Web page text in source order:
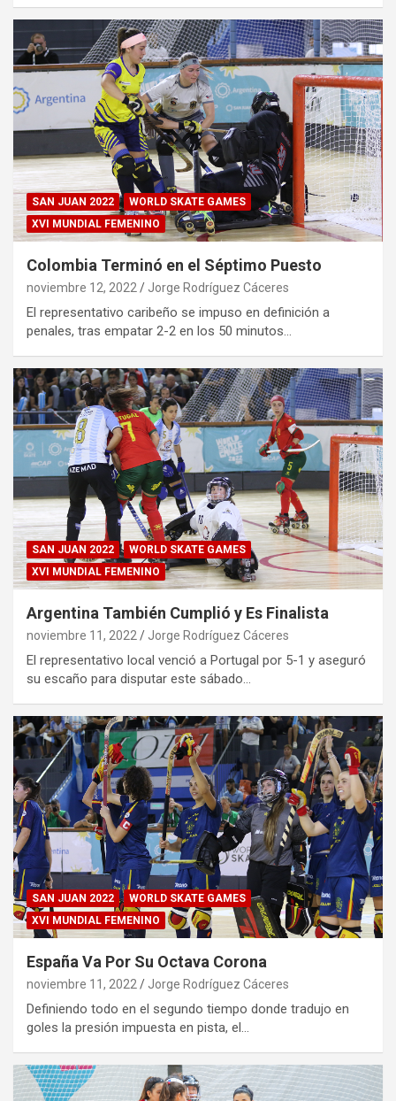
SAN JUAN 2022
WORLD SKATE GAMES
XVI MUNDIAL FEMENINO
Colombia Terminó en el Séptimo Puesto
noviembre 12, 2022 Jorge Rodríguez Cáceres
El representativo caribeño se impuso en definición a
penales, tras empatar 2-2 en los 50 minutos…
SAN JUAN 2022
WORLD SKATE GAMES
XVI MUNDIAL FEMENINO
Argentina También Cumplió y Es Finalista
noviembre 11, 2022 Jorge Rodríguez Cáceres
El representativo local venció a Portugal por 5-1 y aseguró
su escaño para disputar este sábado…
SAN JUAN 2022
WORLD SKATE GAMES
XVI MUNDIAL FEMENINO
España Va Por Su Octava Corona
noviembre 11, 2022 Jorge Rodríguez Cáceres
Definiendo todo en el segundo tiempo donde tradujo en
goles la presión impuesta en pista, el…